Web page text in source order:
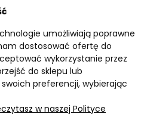
umożliwiają poprawne
dostosować ofertę do
wykorzystanie przez
do sklepu lub
preferencji, wybierając
w naszej Polityce